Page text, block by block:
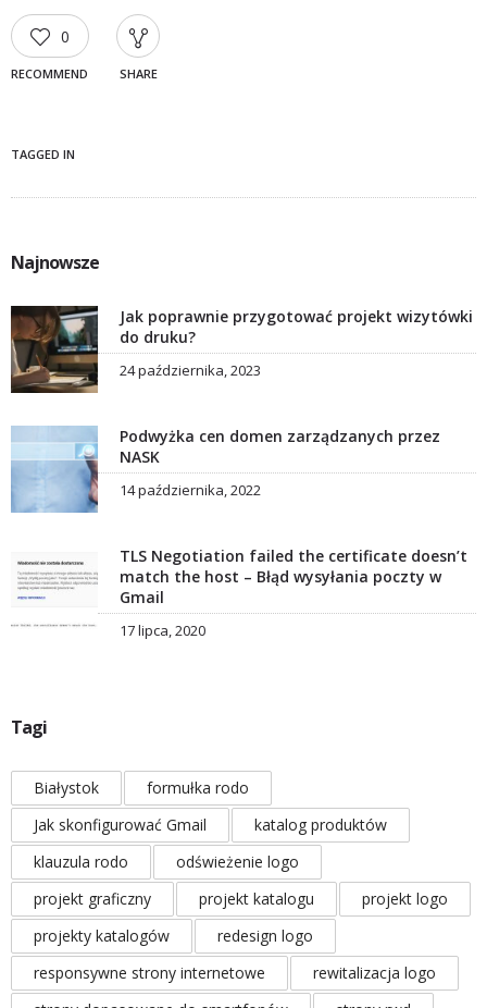
0
RECOMMEND SHARE
TAGGED IN
Najnowsze
Jak poprawnie przygotować projekt wizytówki
do druku?
24 października, 2023
Podwyżka cen domen zarządzanych przez
NASK
14 października, 2022
TLS Negotiation failed the certificate doesn’t
match the host – Błąd wysyłania poczty w
Gmail
17 lipca, 2020
Tagi
Białystok
formułka rodo
Jak skonfigurować Gmail
katalog produktów
klauzula rodo
odświeżenie logo
projekt graficzny
projekt katalogu
projekt logo
projekty katalogów
redesign logo
responsywne strony internetowe
rewitalizacja logo